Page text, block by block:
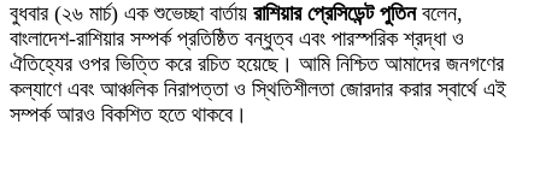
বুধবার (২৬ মার্চ) এক শুভেচ্ছা বার্তায় রাশিয়ার প্রেসিডেন্ট পুতিনবলেন,
বাংলাদেশ-রাশিয়ার সম্পর্ক প্রতিষ্ঠিত বন্ধুত্ব এবং পারস্পরিক শ্রদ্ধা ও
ঐতিহ্যের ওপর ভিত্তি করে রচিত হয়েছে। আমি নিশ্চিত আমাদের জনগণের
কল্যাণে এবং আঞ্চলিক নিরাপত্তা ও স্থিতিশীলতা জোরদার করার স্বার্থে এই
সম্পর্ক আরও বিকশিত হতে থাকবে।